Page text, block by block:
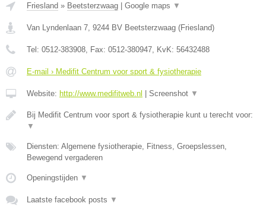
Friesland » Beetsterzwaag Google maps ▼
Van Lyndenlaan 7 9244 BV Beetsterzwaag (Friesland)
Tel: 0512-383908 , Fax: 0512-380947 , KvK: 56432488
E-mail › Medifit Centrum voor sport & fysiotherapie
Website: http://www.medifitweb.nl Screenshot ▼
Bij Medifit Centrum voor sport & fysiotherapie kunt u terecht voor:
▼
Diensten: Algemene fysiotherapie, Fitness, Groepslessen,
Bewegend vergaderen
Openingstijden ▼
Laatste facebook posts ▼